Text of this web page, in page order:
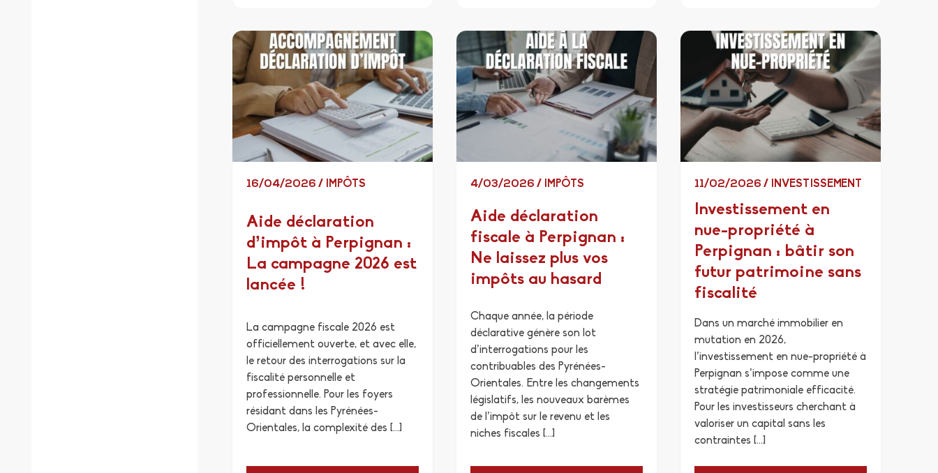
16/04/2026 / IMPÔTS
Aide déclaration
d’impôt à Perpignan :
La campagne 2026 est
lancée !
La campagne fiscale 2026 est
officiellement ouverte, et avec elle,
le retour des interrogations sur la
fiscalité personnelle et
professionnelle. Pour les foyers
résidant dans les Pyrénées-
Orientales, la complexité des […]
4/03/2026 / IMPÔTS
Aide déclaration
fiscale à Perpignan :
Ne laissez plus vos
impôts au hasard
Chaque année, la période
déclarative génère son lot
d’interrogations pour les
contribuables des Pyrénées-
Orientales. Entre les changements
législatifs, les nouveaux barèmes
de l’impôt sur le revenu et les
niches fiscales […]
11/02/2026 / INVESTISSEMENT
Investissement en
nue-propriété à
Perpignan : bâtir son
futur patrimoine sans
fiscalité
Dans un marché immobilier en
mutation en 2026,
l’investissement en nue-propriété à
Perpignan s’impose comme une
stratégie patrimoniale efficacité.
Pour les investisseurs cherchant à
valoriser un capital sans les
contraintes […]